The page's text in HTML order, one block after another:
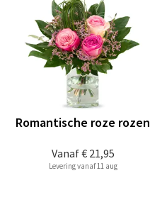
Vanaf€ 21,95
Romantische roze rozen
Levering vanaf 11 aug